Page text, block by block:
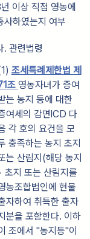
이상 직접 영농에
사하였는지 여부
. 관련법령
조세특례제한법 제
조 영농자녀가 증여
는 농지 등에 대한
여세의 감면lCD 다
각 호의 요건을 모
충족하는 농지 초지
는 산림지(해당 농지
초지 또는 산림지를
농조합법인에 현물
자하여 취득한 출자
분을 포함한다. 이하
조에서 "농지등"이